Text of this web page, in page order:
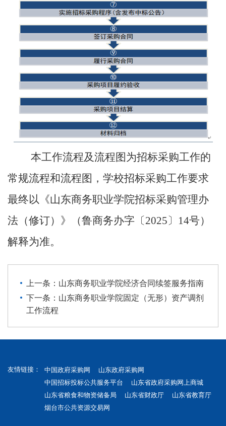
本工作流程及流程图为招标采购工作的
常规流程和流程图，学校招标采购工作要求
最终以《山东商务职业学院招标采购管理办
法（修订）》（鲁商务办字〔2025〕14号）
解释为准。
上一条：山东商务职业学院经济合同续签服务指南
下一条：山东商务职业学院固定（无形）资产调剂
工作流程
友情链接： 中国政府采购网
山东政府采购网
中国招标投标公共服务平台
山东省政府采购网上商城
山东省粮食和物资储备局
山东省财政厅
山东省教育厅
烟台市公共资源交易网